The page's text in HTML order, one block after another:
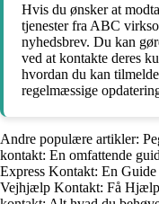
Hvis du ønsker at
tjenester fra ABC
nyhedsbrev. Du kan
ved at kontakte deres
hvordan du kan
regelmæssige
Andre populære artikler:
kontakt: En omfattende
Express Kontakt: En
Vejhjælp Kontakt: Få